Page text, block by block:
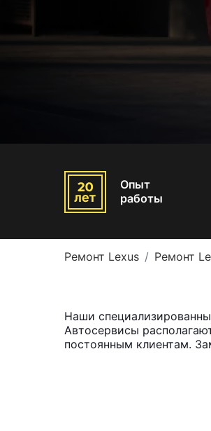
Опыт
работы
Ремонт Lexus Ремонт
Наши
Автосервисы
постоянным клиентам.